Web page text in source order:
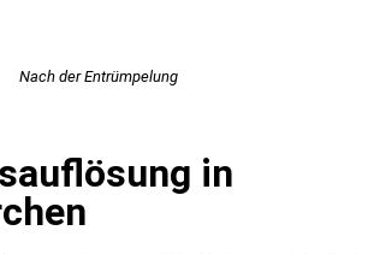
Nach der Entrümpelung
in